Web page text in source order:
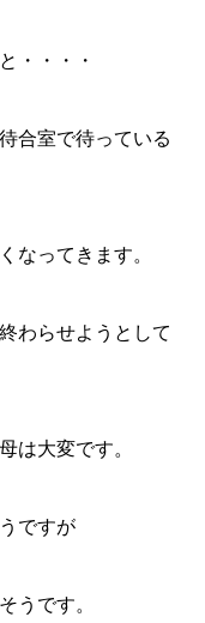
・・・・
合室で待っている
なってきます。
わらせようとして
は大変です。
ですが
うです。